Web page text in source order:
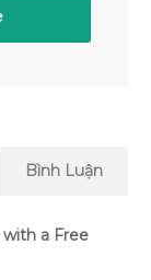
Bình Luận
a Free